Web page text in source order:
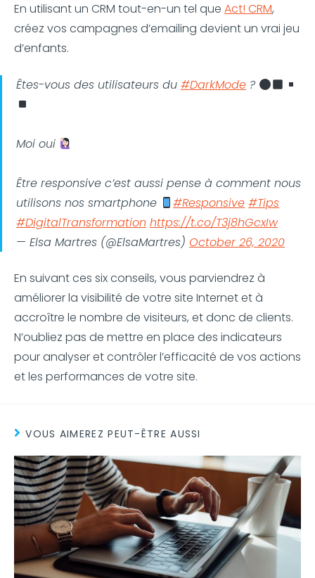
En utilisant un CRM tout-en-un tel que Act! CRM,
créez vos campagnes d’emailing devient un vrai jeu
d’enfants.
Êtes-vous des utilisateurs du #DarkMode ?
Moi oui
Être responsive c’est aussi pense à comment nous
utilisons nos smartphone
#Responsive #Tips
#DigitalTransformation https://t.co/T3j8hGcxIw
— Elsa Martres (@ElsaMartres) October 26, 2020
En suivant ces six conseils, vous parviendrez à
améliorer la visibilité de votre site Internet et à
accroître le nombre de visiteurs, et donc de clients.
N’oubliez pas de mettre en place des indicateurs
pour analyser et contrôler l’efficacité de vos actions
et les performances de votre site.
VOUS AIMEREZ PEUT-ÊTRE AUSSI